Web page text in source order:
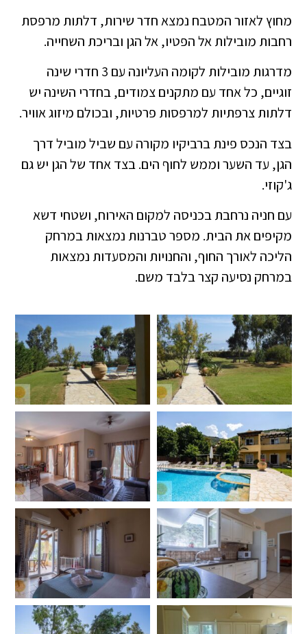
מחוץ לאזור המטבח נמצא חדר שירות, דלתות מרפסת
רחבות מובילות אל הפטיו, אל הגן ובריכת השחייה.
מדרגות מובילות לקומה העליונה עם 3 חדרי שינה
זוגיים, כל אחד עם מתקנים צמודים, בחדרי השינה יש
דלתות צרפתיות למרפסות פרטיות, ובכולם מיזוג אוויר.
בצד הנכס פינת ברביקיו מקורה עם שביל מוביל דרך
הגן, עד השער וממש לחוף הים. בצד אחד של הגן יש גם
ג'קוזי.
עם חניה נרחבת בכניסה למקום האירוח, ושטחי דשא
מקיפים את הבית. מספר טברנות נמצאות במרחק
הליכה לאורך החוף, והחנויות והמסעדות נמצאות
במרחק נסיעה קצר בלבד משם.